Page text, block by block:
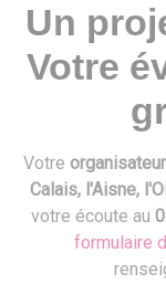
Un
Votre
Votre
Calais, l'Aisne,
votre écoute au
formulaire